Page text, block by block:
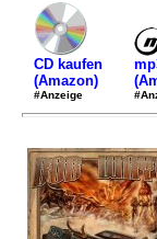
CD kaufen
(Amazon)
#Anzeige